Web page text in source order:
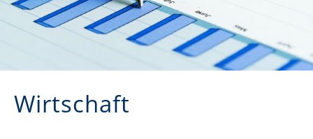
Wirtschaft